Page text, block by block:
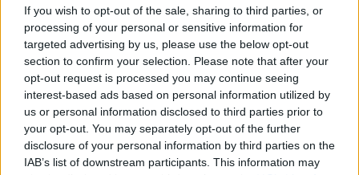
If you wish to opt-out of the sale, sharing to third parties, or
processing of your personal or sensitive information for
targeted advertising by us, please use the below opt-out
section to confirm your selection. Please note that after your
opt-out request is processed you may continue seeing
interest-based ads based on personal information utilized by
us or personal information disclosed to third parties prior to
your opt-out. You may separately opt-out of the further
disclosure of your personal information by third parties on the
IAB’s list of downstream participants. This information may
αφορά ζώο; Οχι,αν δεν κάνω λάθος. Συνάδελφος
τους ο δολοφόνος γαρ. Και τι παραδέχεται; Την
ανικανότητα της αστυνομίας . Οτι 4 αστυνομικοί
'νταγκλαράδες" δε μπόρεσαν να κάνουν καλά ένα
σκύλο, που τους κουνούσε μάλιστα και την ουρά
και τον εκτελεσαν εν ψυχρώ. Δεύτερον,αφου η
υποθεση ειναι στο στάδιο της προανάκρισης πως
παιρνει θέση η ΓΑΔΑ για τα πραγματικά